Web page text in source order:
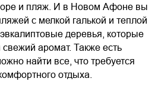
и пляж. И в Новом Афоне вы
с мелкой галькой и теплой
деревья, которые
аромат. Также есть
найти все, что требуется
отдыха.